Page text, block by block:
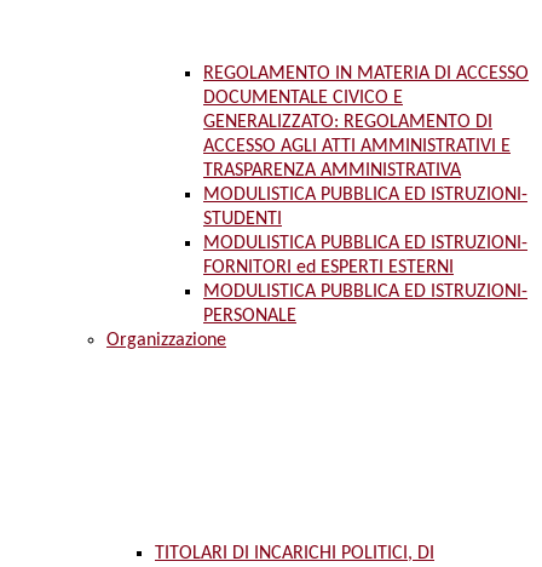
REGOLAMENTO IN MATERIA DI ACCESSO
DOCUMENTALE CIVICO E
GENERALIZZATO: REGOLAMENTO DI
ACCESSO AGLI ATTI AMMINISTRATIVI E
TRASPARENZA AMMINISTRATIVA
MODULISTICA PUBBLICA ED ISTRUZIONI-
STUDENTI
MODULISTICA PUBBLICA ED ISTRUZIONI-
FORNITORI ed ESPERTI ESTERNI
MODULISTICA PUBBLICA ED ISTRUZIONI-
PERSONALE
Organizzazione
TITOLARI DI INCARICHI POLITICI, DI